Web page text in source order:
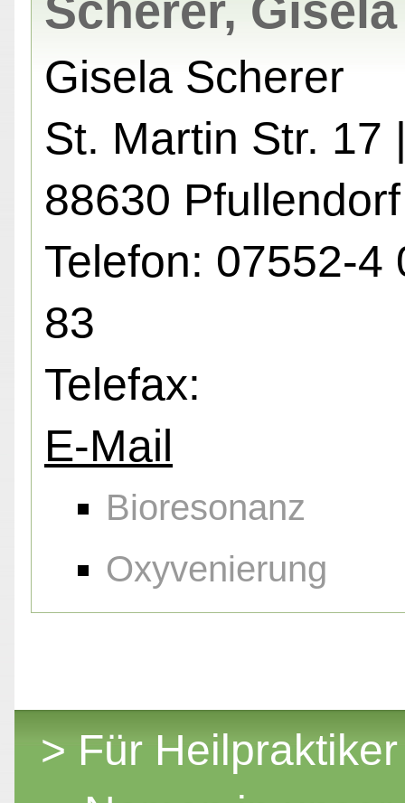
Scherer, Gisela
Gisela Scherer
St. Martin Str. 17
88630 Pfullendorf
Telefon: 07552-4
83
Telefax:
E-Mail
Bioresonanz
Oxyvenierung
> Für